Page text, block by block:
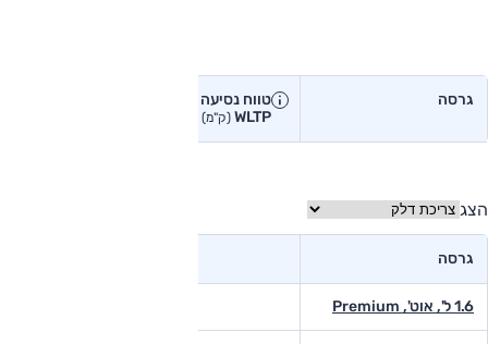
גרסה
טווח נסיעה יצרן
WLTP(ק"מ)
הצג
גרסה
1.6 ל', אוט', Premium